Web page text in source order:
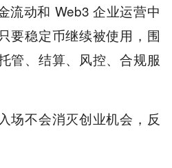
流动和 Web3 企业运营中
要稳定币继续被使用，围
管、结算、风控、合规服
场不会消灭创业机会，反